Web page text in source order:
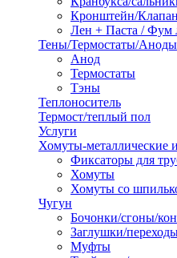
Кронштейн/Клапан
Лен + Паста / Фум
Тены/Термостаты/Аноды
Анод
Термостаты
Тэны
Теплоноситель
Термост/теплый пол
Услуги
Хомуты-металлические
Фиксаторы для
Хомуты
Хомуты со
Чугун
Бочонки/сгоны/
Заглушки/
Муфты